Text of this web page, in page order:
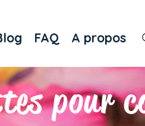
FAQ A propos
pour